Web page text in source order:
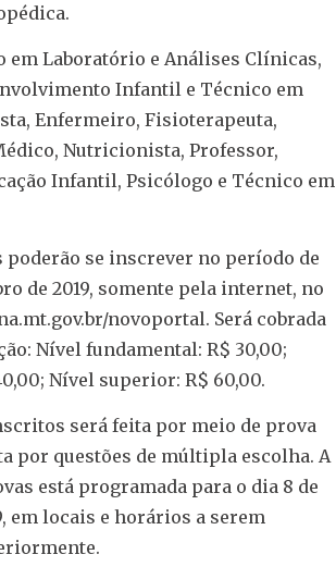
em Laboratório e Análises Clínicas,
Infantil e Técnico em
Enfermeiro, Fisioterapeuta,
Nutricionista, Professor,
Infantil, Psicólogo e Técnico em
poderão se inscrever no período de
de 2019, somente pela internet, no
novoportal. Será cobrada
Nível fundamental: R$ 30,00;
Nível superior: R$ 60,00.
será feita por meio de prova
por questões de múltipla escolha. A
está programada para o dia 8 de
em locais e horários a serem